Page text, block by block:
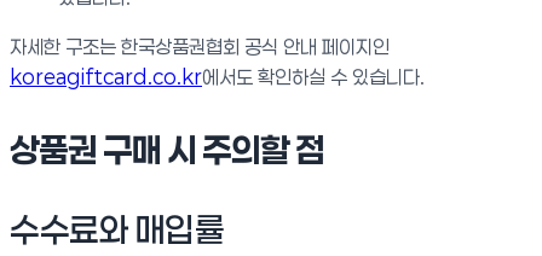
자세한 구조는 한국상품권협회 공식 안내 페이지인
koreagiftcard.co.kr에서도 확인하실 수 있습니다.
상품권 구매 시 주의할 점
수수료와 매입률